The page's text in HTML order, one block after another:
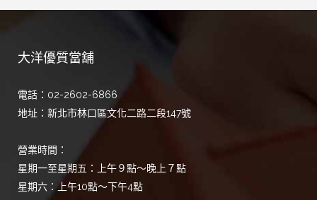
大洋優質當舖
電話：02-2602-6866
地址：新北市林口區文化二路二段147號
營業時間：
星期一至星期五：上午９點～晚上７點
星期六：上午10點～下午4點